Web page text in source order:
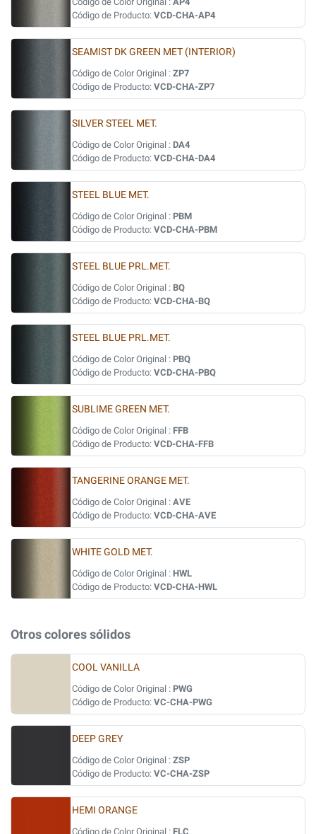
Código de Producto: VCD-CHA-AP4
SEAMIST DK GREEN MET (INTERIOR)
Código de Color Original : ZP7
Código de Producto: VCD-CHA-ZP7
SILVER STEEL MET.
Código de Color Original : DA4
Código de Producto: VCD-CHA-DA4
STEEL BLUE MET.
Código de Color Original : PBM
Código de Producto: VCD-CHA-PBM
STEEL BLUE PRL.MET.
Código de Color Original : BQ
Código de Producto: VCD-CHA-BQ
STEEL BLUE PRL.MET.
Código de Color Original : PBQ
Código de Producto: VCD-CHA-PBQ
SUBLIME GREEN MET.
Código de Color Original : FFB
Código de Producto: VCD-CHA-FFB
TANGERINE ORANGE MET.
Código de Color Original : AVE
Código de Producto: VCD-CHA-AVE
WHITE GOLD MET.
Código de Color Original : HWL
Código de Producto: VCD-CHA-HWL
Otros colores sólidos
COOL VANILLA
Código de Color Original : PWG
Código de Producto: VC-CHA-PWG
DEEP GREY
Código de Color Original : ZSP
Código de Producto: VC-CHA-ZSP
HEMI ORANGE
Código de Color Original : FLC